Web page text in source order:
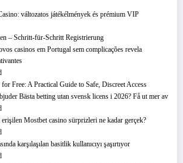
változatos játékélmények és prémium VIP
– Schritt‑für‑Schritt Registrierung
casinos em Portugal sem complicações revela
Free: A Practical Guide to Safe, Discreet Access
Bästa betting utan svensk licens i 2026? Få ut mer av
Mostbet casino sürprizleri ne kadar gerçek?
karşılaşılan basitlik kullanıcıyı şaşırtıyor